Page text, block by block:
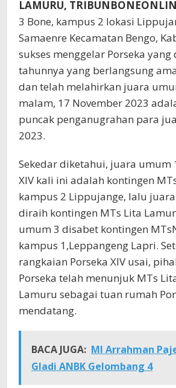
XV
2024
LAMURU,
3 Bone, kampus 2 lokasi
Samaenre Kecamatan Bengo,
sukses menggelar Porseka
tahunnya yang berlangsung
dan telah melahirkan juara
malam, 17 November 2023
puncak penganugrahan para
2023.
Sekedar diketahui, juara umum
XIV kali ini adalah kontingen
kampus 2 Lippujange, lalu
diraih kontingen MTs Lita
umum 3 disabet kontingen
kampus 1,Leppangeng Lapri.
rangkaian Porseka XIV usai,
Porseka telah menunjuk MTs
Lamuru sebagai tuan rumah
mendatang.
BACA JUGA: MI Arrahman
Gladi ANBK Gelombang 4